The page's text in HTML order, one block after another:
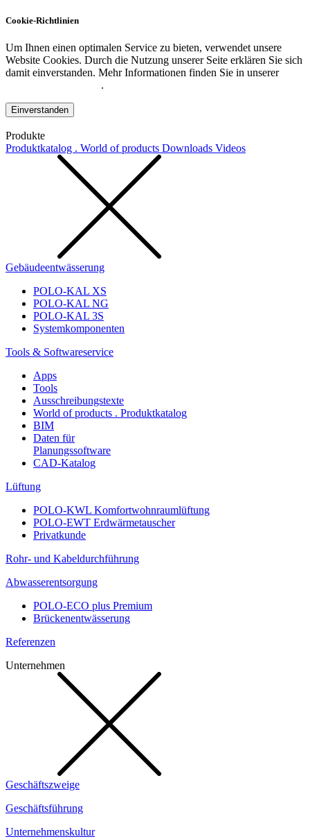
Cookie-Richtlinien
Um Ihnen einen optimalen Service zu bieten, verwendet unsere
Website Cookies. Durch die Nutzung unserer Seite erklären Sie sich
damit einverstanden. Mehr Informationen finden Sie in unserer
.
Einverstanden
Produkte
Produktkatalog . World of products Downloads Videos
Gebäudeentwässerung
POLO-KAL XS
POLO-KAL NG
POLO-KAL 3S
Systemkomponenten
Tools & Softwareservice
Apps
Tools
Ausschreibungstexte
World of products . Produktkatalog
BIM
Daten für
Planungssoftware
CAD-Katalog
Lüftung
POLO-KWL Komfortwohnraumlüftung
POLO-EWT Erdwärmetauscher
Privatkunde
Rohr- und Kabeldurchführung
Abwasserentsorgung
POLO-ECO plus Premium
Brückenentwässerung
Referenzen
Unternehmen
Geschäftszweige
Geschäftsführung
Unternehmenskultur